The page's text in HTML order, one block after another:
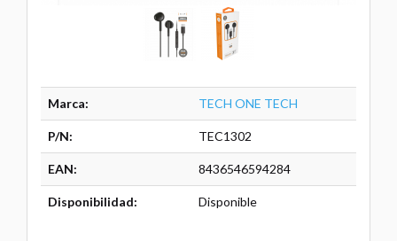
Marca: TECH ONE TECH
P/N: TEC1302
EAN: 8436546594284
Disponibilidad: Disponible